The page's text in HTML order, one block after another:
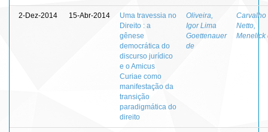
2-Dez-2014 15-Abr-2014
Uma travessia no
Direito : a
gênese
democrática do
discurso jurídico
e o Amicus
Curiae como
manifestação da
transição
paradigmática do
direito
Oliveira,
Igor Lima
Goettenauer
de
Carvalho
Netto,
Menelick